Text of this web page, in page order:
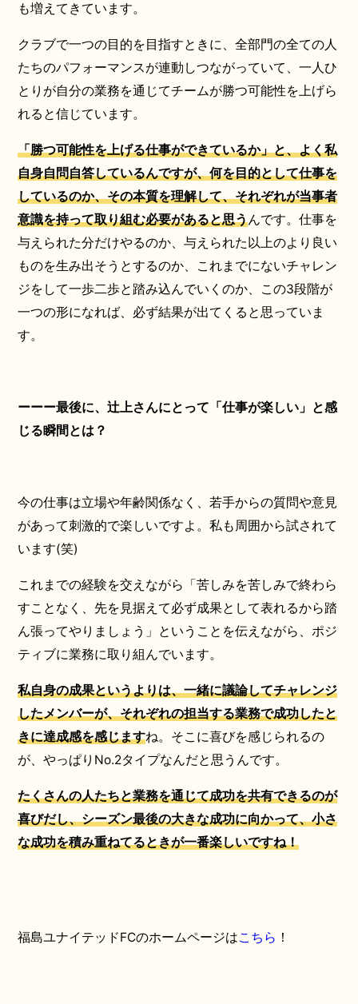
も増えてきています。
クラブで一つの目的を目指すときに、全部門の全ての人
たちのパフォーマンスが連動しつながっていて、一人ひ
とりが自分の業務を通じてチームが勝つ可能性を上げら
れると信じています。
「勝つ可能性を上げる仕事ができているか」と、よく私
自身自問自答しているんですが、何を目的として仕事を
しているのか、その本質を理解して、それぞれが当事者
意識を持って取り組む必要があると思うんです。仕事を
与えられた分だけやるのか、与えられた以上のより良い
ものを生み出そうとするのか、これまでにないチャレン
ジをして一歩二歩と踏み込んでいくのか、この3段階が
一つの形になれば、必ず結果が出てくると思っていま
す。
ーーー最後に、辻上さんにとって「仕事が楽しい」と感
じる瞬間とは？
今の仕事は立場や年齢関係なく、若手からの質問や意見
があって刺激的で楽しいですよ。私も周囲から試されて
います(笑)
これまでの経験を交えながら「苦しみを苦しみで終わら
すことなく、先を見据えて必ず成果として表れるから踏
ん張ってやりましょう」ということを伝えながら、ポジ
ティブに業務に取り組んでいます。
私自身の成果というよりは、一緒に議論してチャレンジ
したメンバーが、それぞれの担当する業務で成功したと
きに達成感を感じますね。そこに喜びを感じられるの
が、やっぱりNo.2タイプなんだと思うんです。
たくさんの人たちと業務を通じて成功を共有できるのが
喜びだし、シーズン最後の大きな成功に向かって、小さ
な成功を積み重ねてるときが一番楽しいですね！
福島ユナイテッドFCのホームページはこちら ！